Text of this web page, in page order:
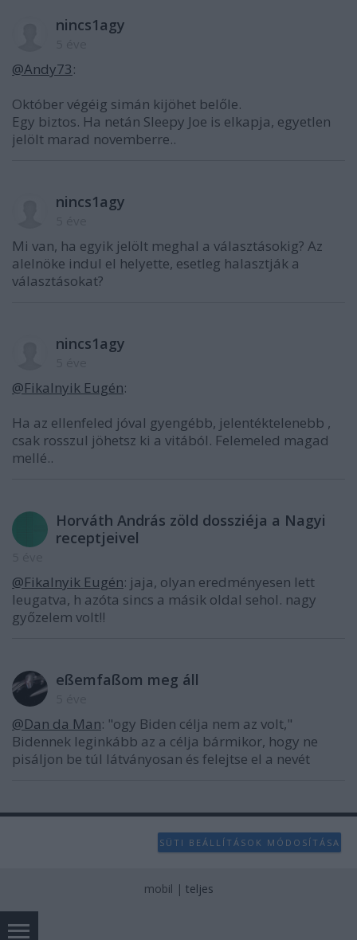
nincs1agy
@Andy73:
Október végéig simán kijöhet belőle.
Egy biztos. Ha netán Sleepy Joe is elkapja, egyetlen
jelölt marad novemberre..
nincs1agy
Mi van, ha egyik jelölt meghal a választásokig? Az
alelnöke indul el helyette, esetleg halasztják a
választásokat?
nincs1agy
@Fikalnyik Eugén:
Ha az ellenfeled jóval gyengébb, jelentéktelenebb ,
csak rosszul jöhetsz ki a vitából. Felemeled magad
mellé..
Horváth András zöld dossziéja a Nagyi
receptjeivel
@Fikalnyik Eugén: jaja, olyan eredményesen lett
leugatva, h azóta sincs a másik oldal sehol. nagy
győzelem volt!!
eßemfaßom meg áll
@Dan da Man: "ogy Biden célja nem az volt,"
Bidennek leginkább az a célja bármikor, hogy ne
pisáljon be túl látványosan és felejtse el a nevét
SÜTI BEÁLLÍTÁSOK MÓDOSÍTÁSA
mobil | teljes